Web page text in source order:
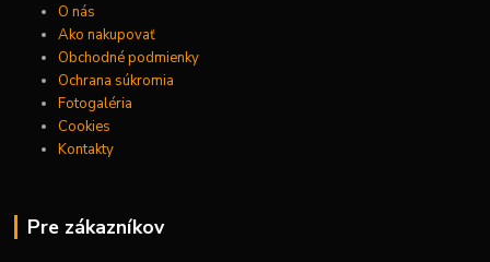
O nás
Ako nakupovať
Obchodné podmienky
Ochrana súkromia
Fotogaléria
Cookies
Kontakty
Pre zákazníkov